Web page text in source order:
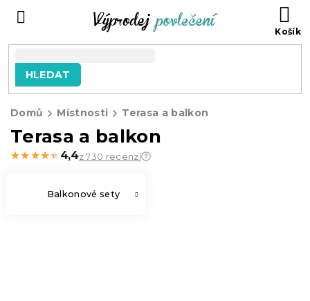
HLEDAT
Domů Místnosti Terasa a balkon
Terasa a balkon
★★★★★
★★★★★ 4,4z 730 recenzí
Balkonové sety